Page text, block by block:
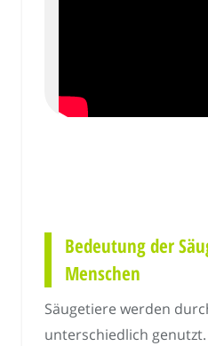
Bedeutung der
Menschen
Säugetiere werden
unterschiedlich